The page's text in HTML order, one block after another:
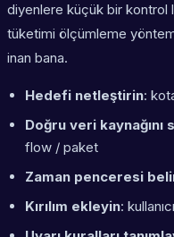
diyenlere küçük bir kontrol
tüketimi ölçümleme
inan bana.
Hedefi netleştirin:
Doğru veri kaynağını
flow / paket
Zaman penceresi
Kırılım ekleyin: